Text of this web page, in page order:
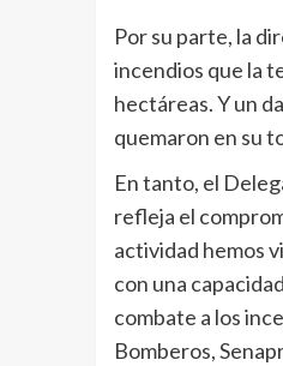
Por su parte, la
incendios que la
hectáreas. Y un
quemaron en su
En tanto, el
refleja el
actividad hemos
con una
combate a los
Bomberos,